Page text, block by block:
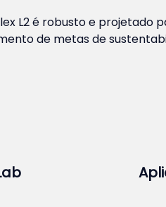
L2 é robusto e
de metas de